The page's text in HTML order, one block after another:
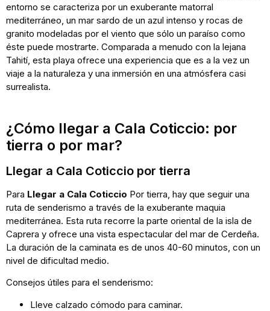
entorno se caracteriza por un exuberante matorral
mediterráneo, un mar sardo de un azul intenso y rocas de
granito modeladas por el viento que sólo un paraíso como
éste puede mostrarte. Comparada a menudo con la lejana
Tahití, esta playa ofrece una experiencia que es a la vez un
viaje a la naturaleza y una inmersión en una atmósfera casi
surrealista.
¿Cómo llegar a Cala Coticcio: por
tierra o por mar?
Llegar a Cala Coticcio por tierra
Para Llegar a Cala Coticcio Por tierra, hay que seguir una
ruta de senderismo a través de la exuberante maquia
mediterránea. Esta ruta recorre la parte oriental de la isla de
Caprera y ofrece una vista espectacular del mar de Cerdeña.
La duración de la caminata es de unos 40-60 minutos, con un
nivel de dificultad medio.
Consejos útiles para el senderismo:
Lleve calzado cómodo para caminar.